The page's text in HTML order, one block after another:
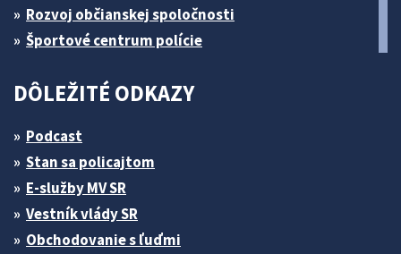
Rozvoj občianskej spoločnosti
Športové centrum polície
DÔLEŽITÉ ODKAZY
Podcast
Stan sa policajtom
E-služby MV SR
Vestník vlády SR
Obchodovanie s ľuďmi